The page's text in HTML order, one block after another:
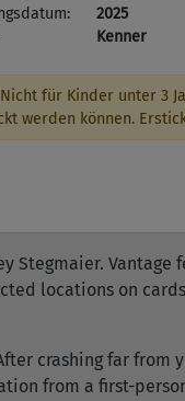
2025
Kenner
für Kinder unter 3
werden können.
Stegmaier.
locations on
crashing far from
from a first-